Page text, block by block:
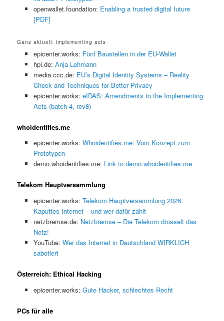
openwallet.foundation: Enabling a trusted digital future
[PDF]
Ganz aktuell: implementing acts
epicenter.works: Fünf Baustellen in der EU-Wallet
hpi.de: Anja Lehmann
media.ccc.de: EU’s Digital Identity Systems – Reality
Check and Techniques for Better Privacy
epicenter.works: eIDAS: Amendments to the Implementing
Acts (batch 4, rev8)
whoidentifies.me
epicenter.works: Whoidentifies.me: Vom Konzept zum
Prototypen
demo.whoidentifies.me: Link to demo.whoidentifies.me
Telekom Hauptversammlung
epicenter.works: Telekom Hauptversammlung 2026:
Kaputtes Internet – und wer dafür zahlt
netzbremse.de: Netzbremse – Die Telekom drosselt das
Netz!
YouTube: Wer das Internet in Deutschland WIRKLICH
sabotiert
Österreich: Ethical Hacking
epicenter.works: Gute Hacker, schlechtes Recht
PCs für alle